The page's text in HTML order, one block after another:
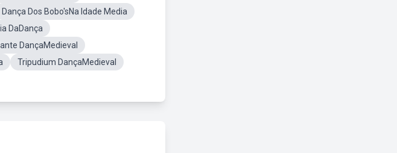
Dança Dos Bobo'sNa Idade Media
DaDança
DançaMedieval
Tripudium DançaMedieval